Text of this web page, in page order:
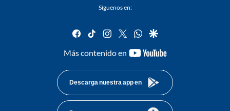
Síguenos en:
facebook
tiktok instagram
twitterwhatsapp
google
Más contenido en
youtube-
Descarga nuestra app en